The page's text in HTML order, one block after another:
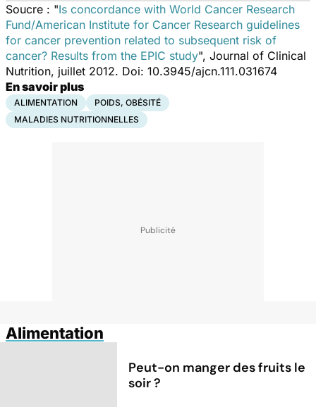
Soucre : "Is concordance with World Cancer Research
Fund/American Institute for Cancer Research guidelines
for cancer prevention related to subsequent risk of
cancer? Results from the EPIC study", Journal of Clinical
Nutrition, juillet 2012. Doi: 10.3945/​ajcn.111.031674
En savoir plus
ALIMENTATION
POIDS, OBÉSITÉ
MALADIES NUTRITIONNELLES
Alimentation
Peut-on manger des fruits le
soir ?